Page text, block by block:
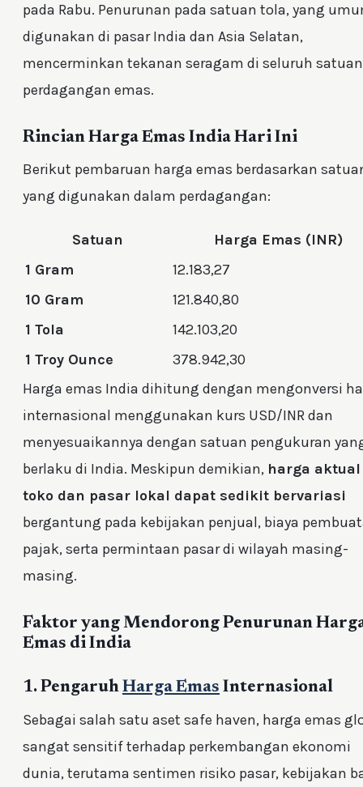
pada Rabu. Penurunan pada satuan tola, yang
digunakan di pasar India dan Asia Selatan,
mencerminkan tekanan seragam di seluruh satuan
perdagangan emas.
Rincian Harga Emas India Hari Ini
Berikut pembaruan harga emas berdasarkan
yang digunakan dalam perdagangan:
Satuan
Harga Emas (INR)
1 Gram
12.183,27
10 Gram
121.840,80
1 Tola
142.103,20
1 Troy Ounce
378.942,30
Harga emas India dihitung dengan mengonversi
internasional menggunakan kurs USD/INR dan
menyesuaikannya dengan satuan pengukuran
berlaku di India. Meskipun demikian, harga
toko dan pasar lokal dapat sedikit bervariasi
bergantung pada kebijakan penjual, biaya
pajak, serta permintaan pasar di wilayah masing-
masing.
Faktor yang Mendorong Penurunan
Emas di India
1. PengaruhHarga Emas Internasional
Sebagai salah satu aset safe haven, harga emas
sangat sensitif terhadap perkembangan ekonomi
dunia, terutama sentimen risiko pasar, kebijakan